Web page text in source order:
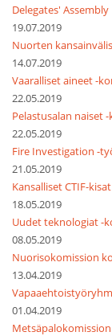
Delegates' Assembly
19.07.2019
Nuorten
14.07.2019
Vaaralliset aineet -
22.05.2019
Pelastusalan naiset
22.05.2019
Fire Investigation -
21.05.2019
Kansalliset CTIF-
18.05.2019
Uudet teknologiat -
08.05.2019
Nuorisokomission
13.04.2019
01.04.2019